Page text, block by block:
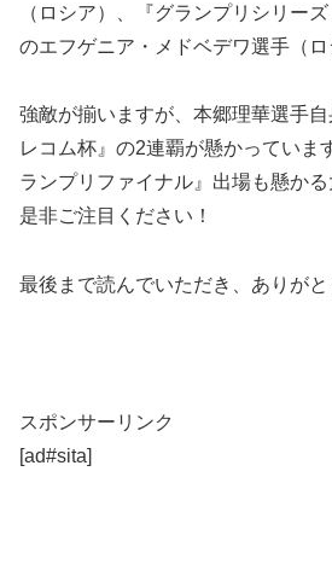
（ロシア）、『グランプリシリー
のエフゲニア・メドベデワ選手（ロ
強敵が揃いますが、本郷理華選手
レコム杯』の2連覇が懸かっていま
ランプリファイナル』出場も懸かる
是非ご注目ください！
最後まで読んでいただき、ありがと
スポンサーリンク
[ad#sita]